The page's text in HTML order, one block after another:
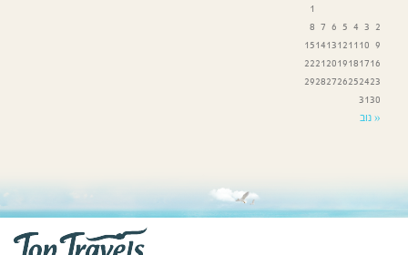
1
2
3
4
5
6
7
8
9
10
11
12
13
14
15
16
17
18
19
20
21
22
23
24
25
26
27
28
29
30
31
« נוב